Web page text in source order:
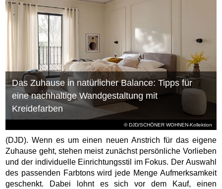
© DJD/SCHÖNER WOHNEN-Kollektion
Das Zuhause in natürlicher Balance: Tipps für
eine nachhaltige Wandgestaltung mit
Kreidefarben
(DJD). Wenn es um einen neuen Anstrich für das eigene
Zuhause geht, stehen meist zunächst persönliche Vorlieben
und der individuelle Einrichtungsstil im Fokus. Der Auswahl
des passenden Farbtons wird jede Menge Aufmerksamkeit
geschenkt. Dabei lohnt es sich vor dem Kauf, einen